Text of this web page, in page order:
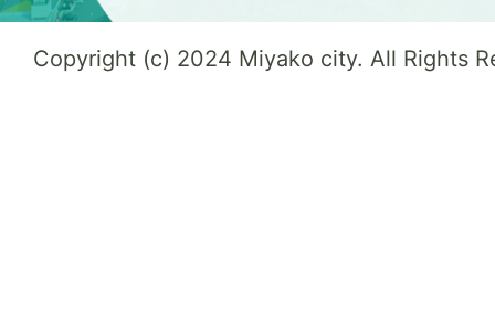
Copyright (c) 2024 Miyako city. All Rights